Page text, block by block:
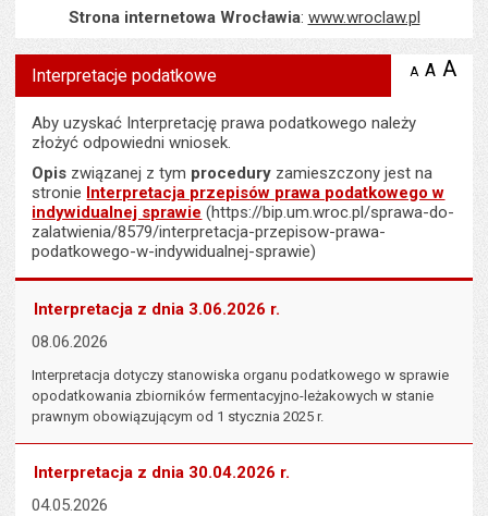
Strona internetowa Wrocławia: www.wroclaw.pl
Interpretacje podatkowe A zmniejsz
A A
Aby uzyskać Interpretację prawa podatkowego należy
złożyć odpowiedni wniosek.
Opis związanej z tym procedury zamieszczony jest na
stronie Interpretacja przepisów prawa podatkowego w
indywidualnej sprawie (https://bip.um.wroc.pl/sprawa-do-
zalatwienia/8579/interpretacja-przepisow-prawa-
podatkowego-w-indywidualnej-sprawie)
Interpretacja z dnia 3.06.2026 r.
08.06.2026
Interpretacja dotyczy stanowiska organu podatkowego w sprawie
opodatkowania zbiorników fermentacyjno-leżakowych w stanie
prawnym obowiązującym od 1 stycznia 2025 r.
Interpretacja z dnia 30.04.2026 r.
04.05.2026